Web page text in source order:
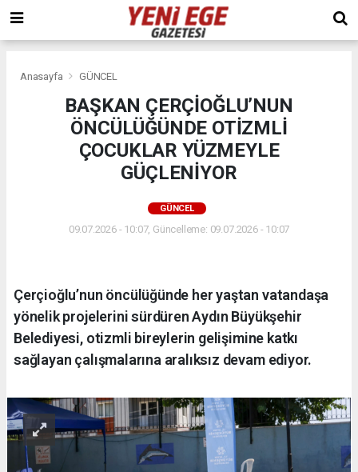
Anasayfa GÜNCEL
BAŞKAN ÇERÇİOĞLU’NUN
ÖNCÜLÜĞÜNDE OTİZMLİ
ÇOCUKLAR YÜZMEYLE
GÜÇLENİYOR
GÜNCEL
09.07.2026 - 10:07, Güncelleme: 09.07.2026 - 10:07
Çerçioğlu’nun öncülüğünde her yaştan vatandaşa
yönelik projelerini sürdüren Aydın Büyükşehir
Belediyesi, otizmli bireylerin gelişimine katkı
sağlayan çalışmalarına aralıksız devam ediyor.